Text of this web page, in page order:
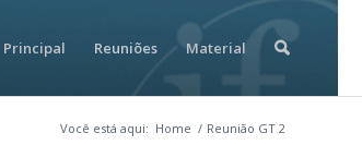
Principal Reuniões Material
Você está aqui: Home / Reunião GT 2